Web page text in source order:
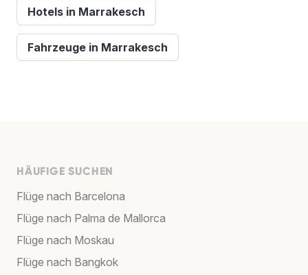
Hotels in Marrakesch
Fahrzeuge in Marrakesch
HÄUFIGE SUCHEN
Flüge nach Barcelona
Flüge nach Palma de Mallorca
Flüge nach Moskau
Flüge nach Bangkok